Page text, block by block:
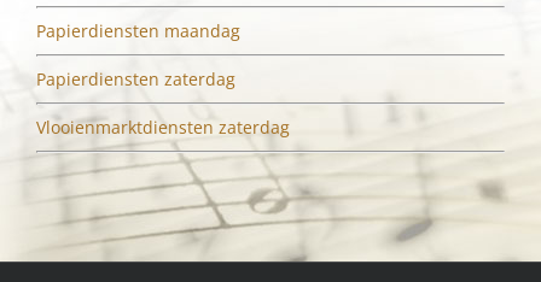
Papierdiensten maandag
Papierdiensten zaterdag
Vlooienmarktdiensten zaterdag